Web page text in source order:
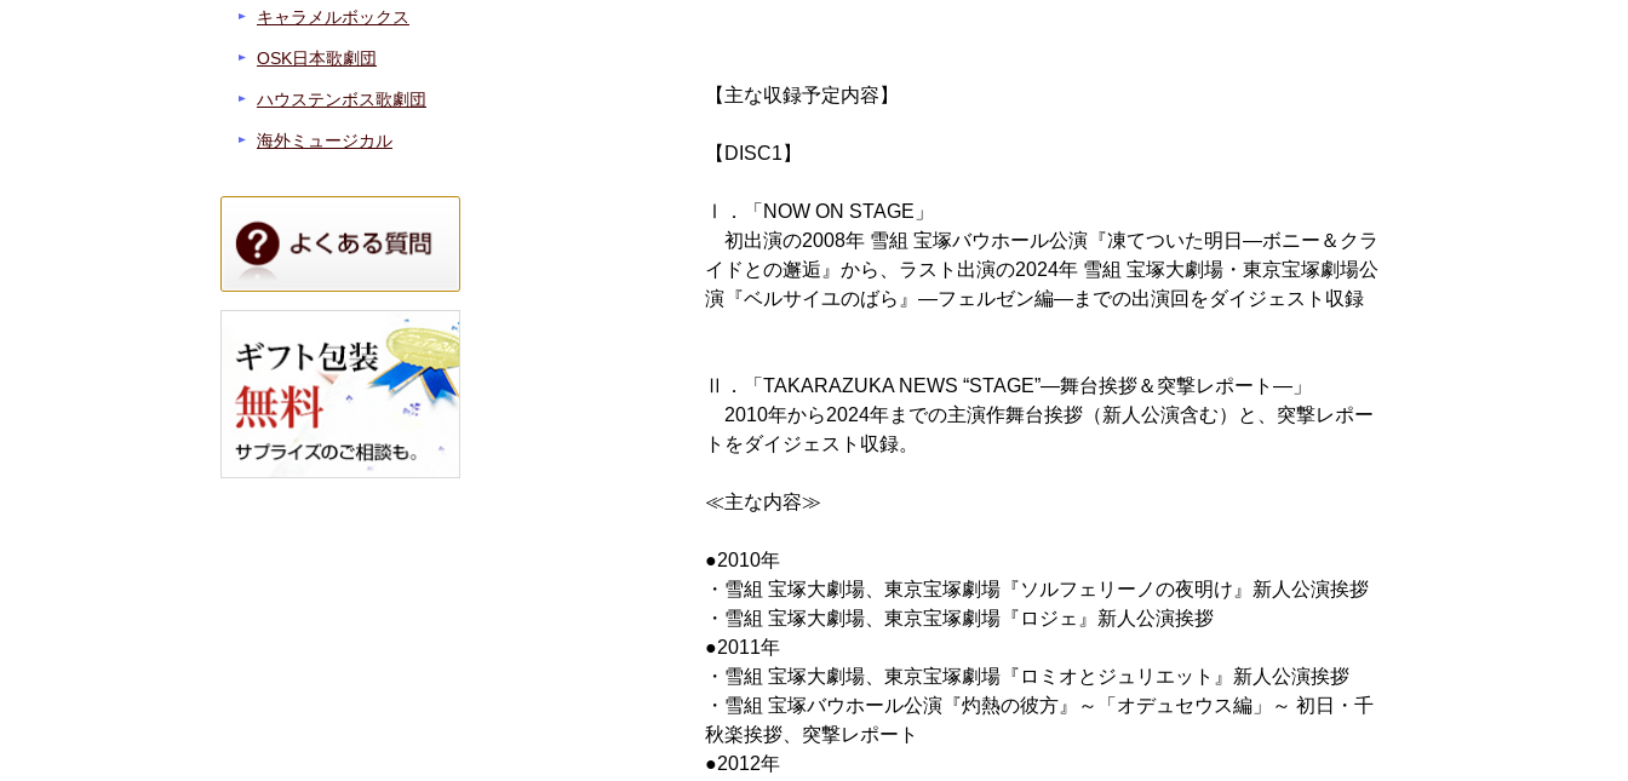
【主な収録予定内容】
【DISC1】
Ⅰ．「NOW ON STAGE」
初出演の2008年 雪組 宝塚バウホール公演『凍てついた明日―ボニー＆クラ
イドとの邂逅』から、ラスト出演の2024年 雪組 宝塚大劇場・東京宝塚劇場公
演『ベルサイユのばら』―フェルゼン編―までの出演回をダイジェスト収録
Ⅱ．「TAKARAZUKA NEWS “STAGE”―舞台挨拶＆突撃レポート―」
2010年から2024年までの主演作舞台挨拶（新人公演含む）と、突撃レポー
トをダイジェスト収録。
≪主な内容≫
●2010年
・雪組 宝塚大劇場、東京宝塚劇場『ソルフェリーノの夜明け』新人公演挨拶
・雪組 宝塚大劇場、東京宝塚劇場『ロジェ』新人公演挨拶
●2011年
・雪組 宝塚大劇場、東京宝塚劇場『ロミオとジュリエット』新人公演挨拶
・雪組 宝塚バウホール公演『灼熱の彼方』～「オデュセウス編」～ 初日・千
秋楽挨拶、突撃レポート
●2012年
キャラメルボックス
OSK日本歌劇団
ハウステンボス歌劇団
海外ミュージカル